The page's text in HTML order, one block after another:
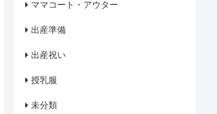
ママコート・アウター
出産準備
出産祝い
授乳服
未分類